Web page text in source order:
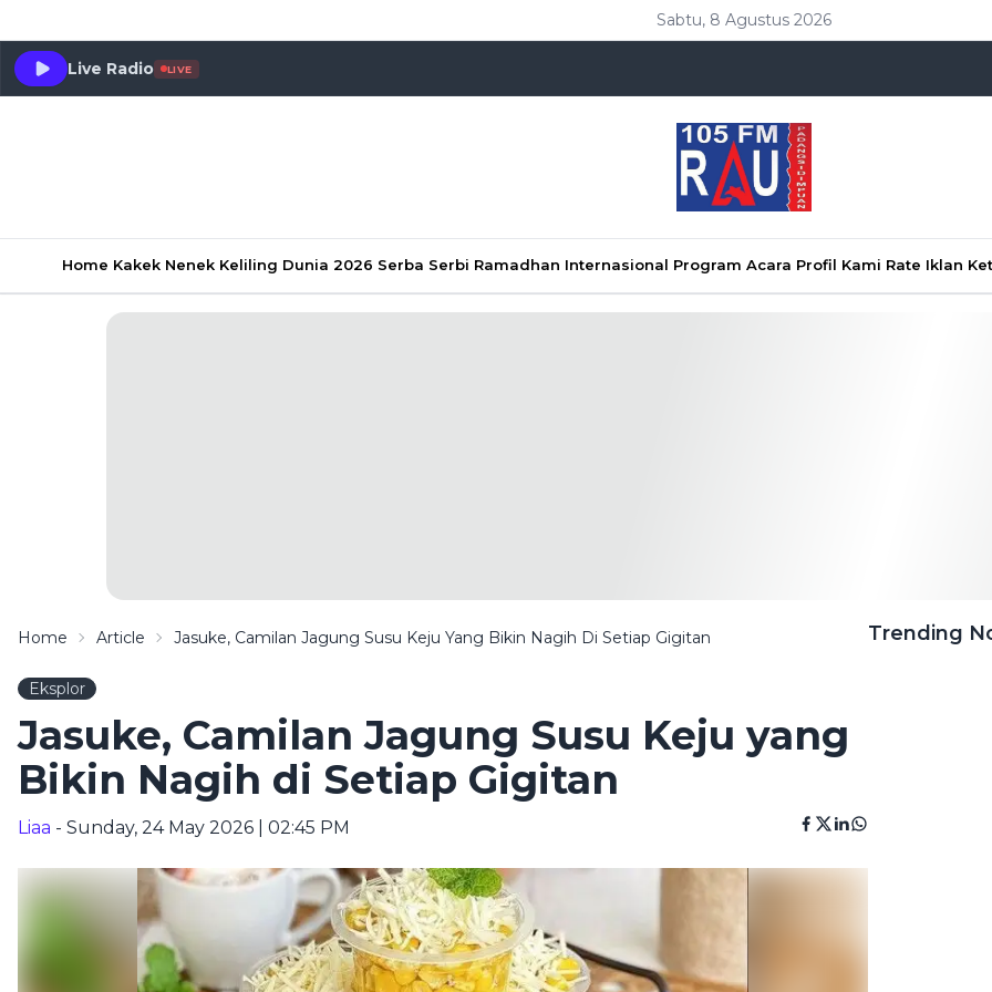
Sabtu, 8 Agustus 2026
Live Radio LIVE
Home Kakek Nenek Keliling Dunia 2026 Serba Serbi Ramadhan Internasional Program Acara Profil Kami Rate Iklan
Home Article Jasuke, Camilan Jagung Susu Keju Yang Bikin Nagih Di Setiap Gigitan
Eksplor
Jasuke, Camilan Jagung Susu Keju yang
Bikin Nagih di Setiap Gigitan
Liaa - Sunday, 24 May 2026 | 02:45 PM
Trending